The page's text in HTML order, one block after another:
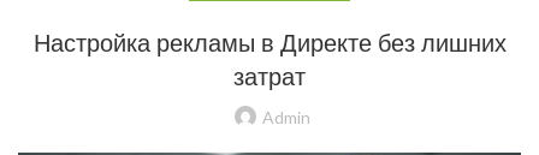
Настройка рекламы в Директе без лишних
затрат
Admin